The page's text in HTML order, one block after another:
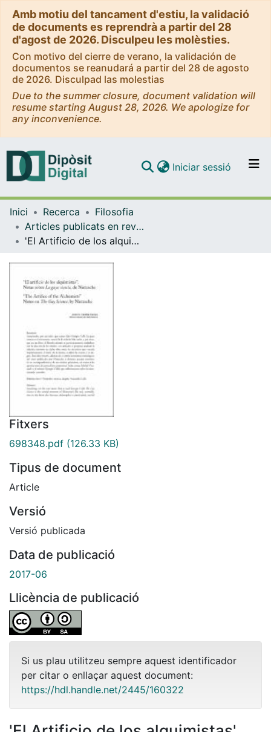
Amb motiu del tancament d'estiu, la validació
de documents es reprendrà a partir del 28
d'agost de 2026. Disculpeu les molèsties.
Con motivo del cierre de verano, la validación de
documentos se reanudará a partir del 28 de agosto
de 2026. Disculpad las molestias
Due to the summer closure, document validation will
resume starting August 28, 2026. We apologize for
any inconvenience.
Navega per tot el DD
Com publicar
Iniciar sessió (current)
Inici Recerca
Filosofia
Articles publicats en revistes (Filosofia)
'El Artificio de los alquimistas'. Notas sobre la gaya ciencia, de Nietzsche
Fitxers
698348.pdf (126.33 KB)
Tipus de document
Article
Versió
Versió publicada
Data de publicació
2017-06
Llicència de publicació
Si us plau utilitzeu sempre aquest identificador
per citar o enllaçar aquest document:
https://hdl.handle.net/2445/160322